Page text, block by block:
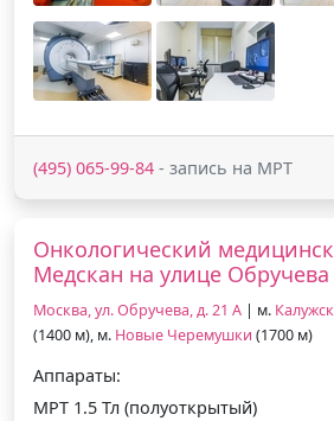
(495) 065-99-84 - запись на МРТ
Онкологический
Медскан на улице Обручева
Москва, ул. Обручева, д. 21 А | м.
(1400 м), м. Новые Черемушки (1700 м)
Аппараты:
МРТ 1.5 Тл (полуоткрытый)